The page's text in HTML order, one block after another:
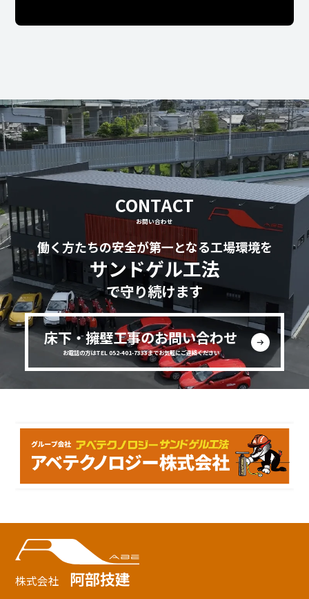
CONTACT
お問い合わせ
働く方たちの安全が第一となる工場環境を
サンドゲル工法
で守り続けます
床下・擁壁工事のお問い合わせ
お電話の方はTEL 052-401-7333までお気軽にご連絡ください
株式会社 阿部技建